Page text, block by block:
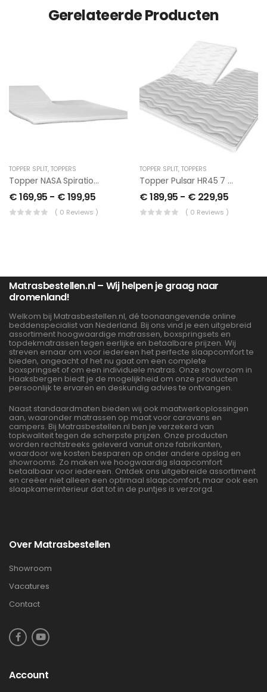
Gerelateerde Producten
TOPPER SPLIT, TOPPERS
Topper NASA Spiration SPLIT
€169,95 - €199,95
( 0 Reviews )
TOPPER SPLIT, TOPPERS
Topper Pulsar HR45 7 Cm SPLIT
€189,95 - € 229,95
( 0 Reviews )
Matrasbestellen.nl – Wij helpen je graag naar
dromenland!
Welkom bij Matrasbestellen.nl, dé toonaangevende online
beddenspecialist van Nederland. Bij ons vind je een uitgebreid
assortiment hoogwaardige matrassen, boxspringsets en
topdekmatrassen tegen eerlijke en betaalbare prijzen. Wij
streven ernaar om voor iedereen het perfecte slaapcomfort te
bieden, ongeacht of het nu gaat om een complete
boxspringset of om een individuele matras. Onze showroom in
Haaksbergen biedt je de mogelijkheid om onze producten
persoonlijk te ervaren en deskundig advies te ontvangen.
Naast standaardmaten bieden wij ook maatwerkoplossingen
aan, waaronder matrassen op maat voor caravans en
campers. Bij Matrasbestellen.nl ben je verzekerd van
topkwaliteit tegen de scherpste prijzen. Onze producten
worden rechtstreeks geleverd vanuit onze fabrikanten,
waardoor we kosten besparen op onder andere opslag en
showrooms. Zo maken we hoogwaardig slaapcomfort
betaalbaar voor iedereen. Ontdek ons uitgebreide assortiment
en creëer niet alleen een optimaal slaapcomfort, maar ook een
slaapkamerinterieur dat tot in de puntjes is verzorgd.
Over Matrasbestellen
Showroom
Vacatures
Contact
Account